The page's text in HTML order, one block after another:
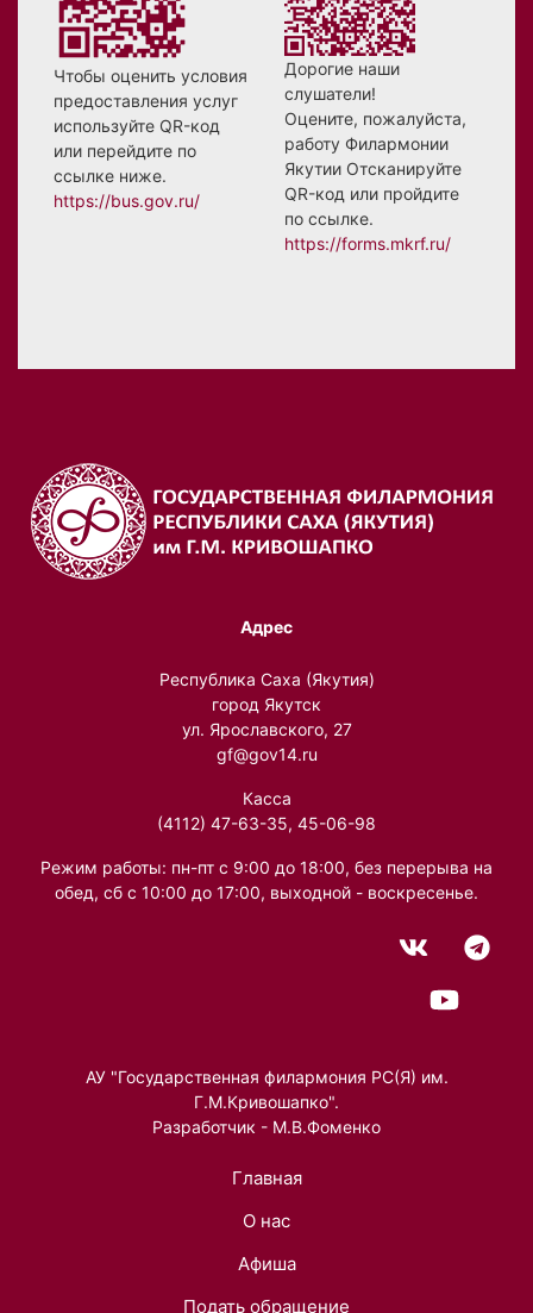
Чтобы оценить условия
предоставления услуг
используйте QR-код
или перейдите по
ссылке ниже.
https://bus.gov.ru/
Дорогие наши
слушатели!
Оцените, пожалуйста,
работу Филармонии
Якутии Отсканируйте
QR-код или пройдите
по ссылке.
https://forms.mkrf.ru/
Адрес
Республика Саха (Якутия)
город Якутск
ул. Ярославского, 27
gf@gov14.ru
Касса
(4112) 47-63-35, 45-06-98
Режим работы: пн-пт с 9:00 до 18:00, без перерыва на
обед, сб с 10:00 до 17:00, выходной - воскресенье.
АУ "Государственная филармония РС(Я) им.
Г.М.Кривошапко".
Разработчик - М.В.Фоменко
Главная
О нас
Афиша
Подать обращение